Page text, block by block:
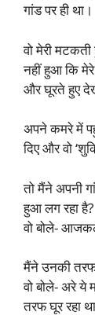
गांड पर ही था।
वो मेरी
नहीं हुआ कि
और घूरते हुए
अपने कमरे में
दिए और वो
तो मैंने अपनी
हुआ लग रहा है?
वो बोले-
मैंने उनकी
वो बोले- अरे ये
तरफ घूर रहा